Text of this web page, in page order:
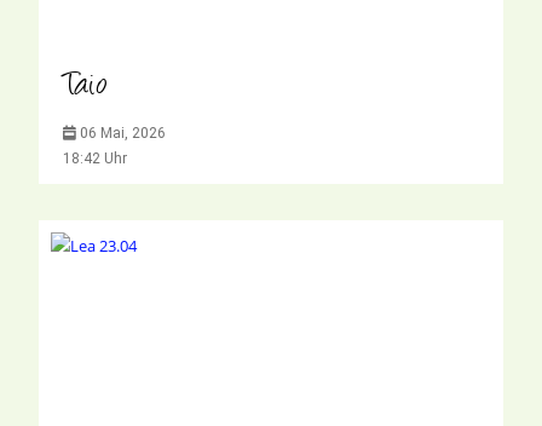
Taio
06 Mai, 2026
18:42 Uhr